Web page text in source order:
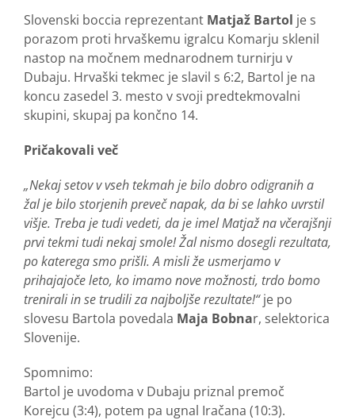
Slovenski boccia reprezentant Matjaž Bartol je s
porazom proti hrvaškemu igralcu Komarju sklenil
nastop na močnem mednarodnem turnirju v
Dubaju. Hrvaški tekmec je slavil s 6:2, Bartol je na
koncu zasedel 3. mesto v svoji predtekmovalni
skupini, skupaj pa končno 14.
Pričakovali več
„Nekaj setov v vseh tekmah je bilo dobro odigranih a
žal je bilo storjenih preveč napak, da bi se lahko uvrstil
višje. Treba je tudi vedeti, da je imel Matjaž na včerajšnji
prvi tekmi tudi nekaj smole! Žal nismo dosegli rezultata,
po katerega smo prišli. A misli že usmerjamo v
prihajajoče leto, ko imamo nove možnosti, trdo bomo
trenirali in se trudili za najboljše rezultate!“je po
slovesu Bartola povedala Maja Bobnar, selektorica
Slovenije.
Spomnimo:
Bartol je uvodoma v Dubaju priznal premoč
Korejcu (3:4), potem pa ugnal Iračana (10:3).